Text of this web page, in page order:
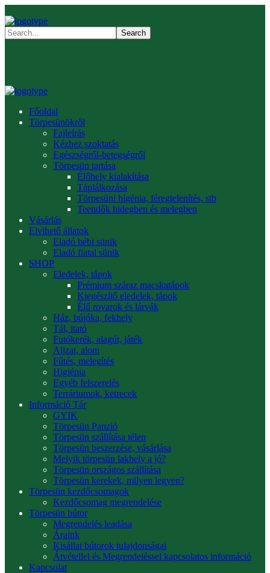
Főoldal
Törpesünökről
Fajleírás
Kézhez szoktatás
Egészségről-betegségről
Törpesün tartása
Élőhely kialakítása
Táplálkozása
Törpesüni higénia, féregtelenítés, stb
Teendők hidegben és melegben
Vásárlás
Elvihető állatok
Eladó bébi sünik
Eladó fiatal sünik
SHOP
Eledelek, tápok
Prémium száraz macskatápok
Kiegészítő eledelek, tápok
Élő rovarok és lárvák
Ház, bújóka, fekhely
Tál, itató
Futókerék, alagút, játék
Aljzat, alom
Fűtés, melegítés
Higiénia
Egyéb felszerelés
Terráriumok, ketrecek
Információ Tár
GYIK
Törpesün Panzió
Törpesün szállítása télen
Törpesün beszerzése, vásárlása
Melyik törpesün lakhely a jó?
Törpesün országos szállítása
Törpesün kerekek, milyen legyen?
Törpesün kezdőcsomagok
Kezdőcsomag megrendelése
Törpesün bútor
Megrendelés leadása
Áraink
Kisállat bútorok tulajdonságai
Átvétellel és Megrendeléssel kapcsolatos információ
Kapcsolat